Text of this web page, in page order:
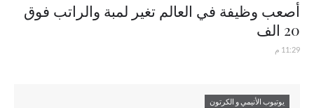
أصعب وظيفة في العالم تغير لمبة والراتب فوق
20 الف
11:29 م
يوتيوب الأنيمي و الكرتون